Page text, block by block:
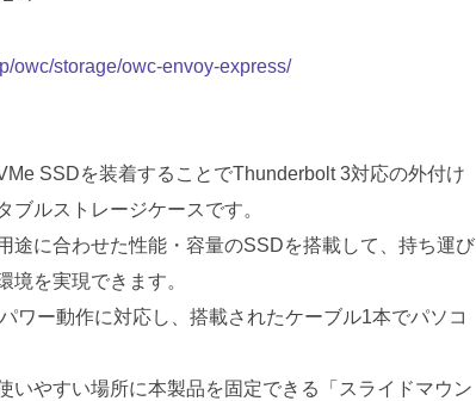
owc/storage/owc-envoy-express/
SSDを装着することでThunderbolt 3対応の外付け
ブルストレージケースです。
途に合わせた性能・容量のSSDを搭載して、持ち運び
境を実現できます。
ワー動作に対応し、搭載されたケーブル1本でパソコ
いやすい場所に本製品を固定できる「スライドマウン